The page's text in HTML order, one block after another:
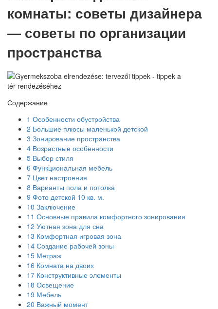
комнаты: советы дизайнера
— советы по организации
пространства
Содержание
1 Особенности обустройства
2 Большие плюсы маленькой детской
3 Зонирование пространства
4 Возрастные особенности
5 Выбор стиля
6 Функциональная мебель
7 Цвет настроения
8 Варианты пола и потолка
9 Фото детской 10 кв. м.
10 Заключение
11 Основные правила комфортного зонирования
12 Уютная зона для сна
13 Комфортная игровая зона
14 Создание рабочей зоны
15 Метраж
16 Комната на двоих
17 Конструктивные элементы
18 Освещение
19 Мебель
20 Важный момент